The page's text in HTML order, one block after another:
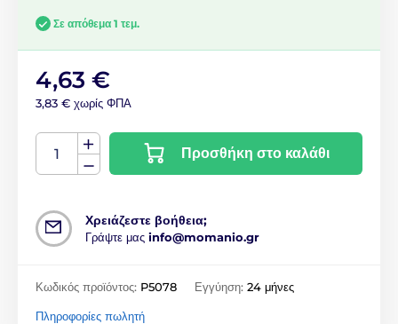
Σε απόθεμα 1 τεμ.
4,63 €
3,83 € χωρίς ΦΠΑ
Προσθήκη στο καλάθι
Χρειάζεστε βοήθεια;
Γράψτε μας info@momanio.gr
Κωδικός προϊόντος: P5078 Εγγύηση: 24 μήνες
Πληροφορίες πωλητή